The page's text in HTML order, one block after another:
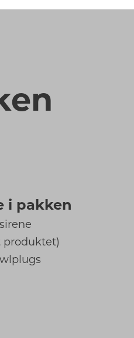
i pakken
produktet)